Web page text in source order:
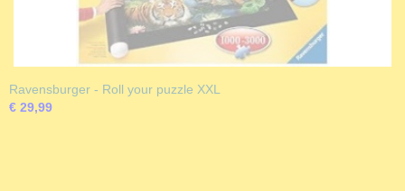
Ravensburger - Roll your puzzle XXL
€ 29,99